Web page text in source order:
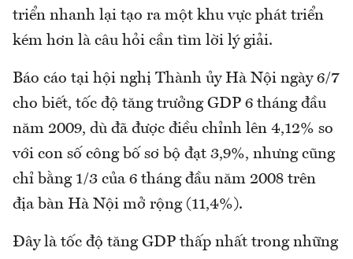
triển nhanh lại tạo ra một khu vực phát triển
kém hơn là câu hỏi cần tìm lời lý giải.
Báo cáo tại hội nghị Thành ủy Hà Nội ngày 6/7
cho biết, tốc độ tăng trưởng GDP 6 tháng đầu
năm 2009, dù đã được điều chỉnh lên 4,12% so
với con số công bố sơ bộ đạt 3,9%, nhưng cũng
chỉ bằng 1/3 của 6 tháng đầu năm 2008 trên
địa bàn Hà Nội mở rộng (11,4%).
Đây là tốc độ tăng GDP thấp nhất trong những